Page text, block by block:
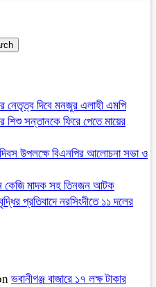
নেতৃত্ব দিবে মনজুর এলাহী এমপি
শিশু সন্তানকে ফিরে পেতে মায়ের
উপলক্ষে বিএনপির আলোচনা সভা ও
কেজি মাদক সহ তিনজন আটক
প্রতিবাদে নরসিংদীতে ১১ দলের
ভবানীগঞ্জ বাজারে ১৭ লক্ষ টাকার